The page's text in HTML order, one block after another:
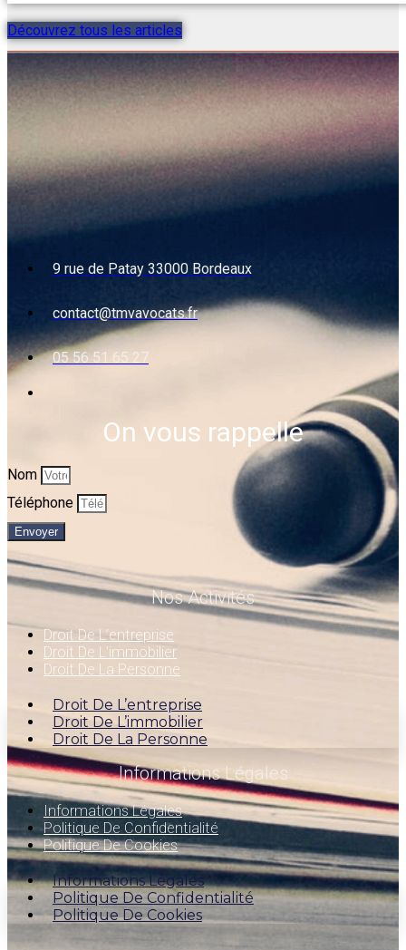
Découvrez tous les articles
9 rue de Patay 33000 Bordeaux
contact@tmvavocats.fr
05 56 51 65 27
On vous rappelle
Nom
Téléphone
Envoyer
Nos Activités
Droit De L’entreprise
Droit De L’immobilier
Droit De La Personne
Droit De L’entreprise
Droit De L’immobilier
Droit De La Personne
Informations Légales
Informations Légales
Politique De Confidentialité
Politique De Cookies
Informations Légales
Politique De Confidentialité
Politique De Cookies